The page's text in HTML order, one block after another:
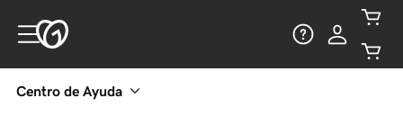
Centro de Ayuda